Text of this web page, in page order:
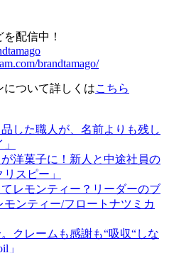
配信中！
brandtamago/
について詳しくはこちら
した職人が、名前よりも残し
洋菓子に！新人と中途社員の
スピー」
レモンティー？リーダーのブ
ンティー/フロートナツミカ
クレームも感謝も“吸収“しな
」